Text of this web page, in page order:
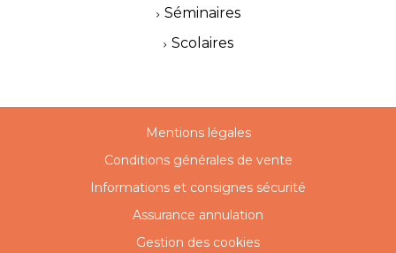
Séminaires
Scolaires
Mentions légales
Conditions générales de vente
Informations et consignes sécurité
Assurance annulation
Gestion des cookies